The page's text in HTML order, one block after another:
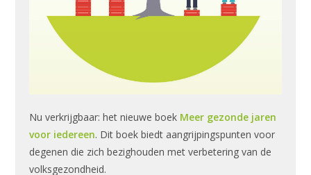
Nu verkrijgbaar: het nieuwe boek Meer gezonde jaren
voor iedereen. Dit boek biedt aangrijpingspunten voor
degenen die zich bezighouden met verbetering van de
volksgezondheid.